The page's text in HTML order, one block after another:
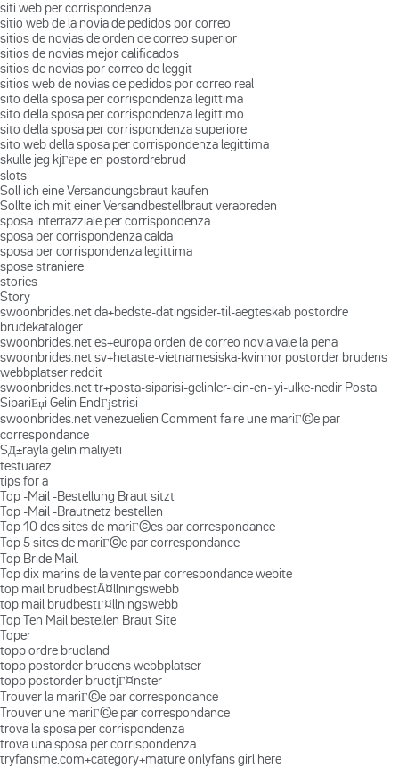
siti web per corrispondenza
sitio web de la novia de pedidos por correo
sitios de novias de orden de correo superior
sitios de novias mejor calificados
sitios de novias por correo de leggit
sitios web de novias de pedidos por correo real
sito della sposa per corrispondenza legittima
sito della sposa per corrispondenza legittimo
sito della sposa per corrispondenza superiore
sito web della sposa per corrispondenza legittima
skulle jeg kjГёpe en postordrebrud
slots
Soll ich eine Versandungsbraut kaufen
Sollte ich mit einer Versandbestellbraut verabreden
sposa interrazziale per corrispondenza
sposa per corrispondenza calda
sposa per corrispondenza legittima
spose straniere
stories
Story
swoonbrides.net da+bedste-datingsider-til-aegteskab postordre
brudekataloger
swoonbrides.net es+europa orden de correo novia vale la pena
swoonbrides.net sv+hetaste-vietnamesiska-kvinnor postorder brudens
webbplatser reddit
swoonbrides.net tr+posta-siparisi-gelinler-icin-en-iyi-ulke-nedir Posta
SipariЕџi Gelin EndГјstrisi
swoonbrides.net venezuelien Comment faire une mariГ©e par
correspondance
SД±rayla gelin maliyeti
testuarez
tips for a
Top -Mail -Bestellung Braut sitzt
Top -Mail -Brautnetz bestellen
Top 10 des sites de mariГ©es par correspondance
Top 5 sites de mariГ©e par correspondance
Top Bride Mail.
Top dix marins de la vente par correspondance webite
top mail brudbestÃ¤llningswebb
top mail brudbestГ¤llningswebb
Top Ten Mail bestellen Braut Site
Toper
topp ordre brudland
topp postorder brudens webbplatser
topp postorder brudtjГ¤nster
Trouver la mariГ©e par correspondance
Trouver une mariГ©e par correspondance
trova la sposa per corrispondenza
trova una sposa per corrispondenza
tryfansme.com+category+mature onlyfans girl here